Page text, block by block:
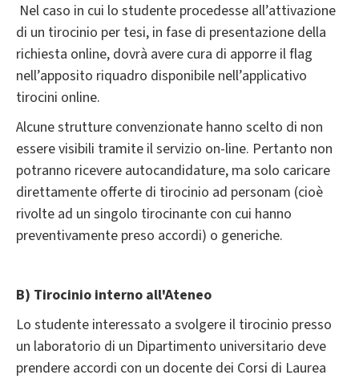
Nel caso in cui lo studente procedesse all’attivazione
di un tirocinio per tesi, in fase di presentazione della
richiesta online, dovrà avere cura di apporre il flag
nell’apposito riquadro disponibile nell’applicativo
tirocini online.
Alcune strutture convenzionate hanno scelto di non
essere visibili tramite il servizio on-line. Pertanto non
potranno ricevere autocandidature, ma solo caricare
direttamente offerte di tirocinio ad personam (cioè
rivolte ad un singolo tirocinante con cui hanno
preventivamente preso accordi) o generiche.
B) Tirocinio interno all'Ateneo
Lo studente interessato a svolgere il tirocinio presso
un laboratorio di un Dipartimento universitario deve
prendere accordi con un docente dei Corsi di Laurea